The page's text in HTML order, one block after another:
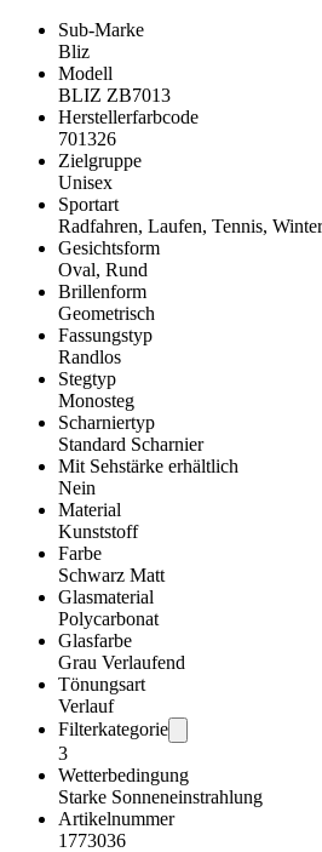
Sub-Marke
Bliz
Modell
BLIZ ZB7013
Herstellerfarbcode
701326
Zielgruppe
Unisex
Sportart
Radfahren, Laufen, Tennis,
Gesichtsform
Oval, Rund
Brillenform
Geometrisch
Fassungstyp
Randlos
Stegtyp
Monosteg
Scharniertyp
Standard Scharnier
Mit Sehstärke erhältlich
Nein
Material
Kunststoff
Farbe
Schwarz Matt
Glasmaterial
Polycarbonat
Glasfarbe
Grau Verlaufend
Tönungsart
Verlauf
Filterkategorie
3
Wetterbedingung
Starke Sonneneinstrahlung
Artikelnummer
1773036